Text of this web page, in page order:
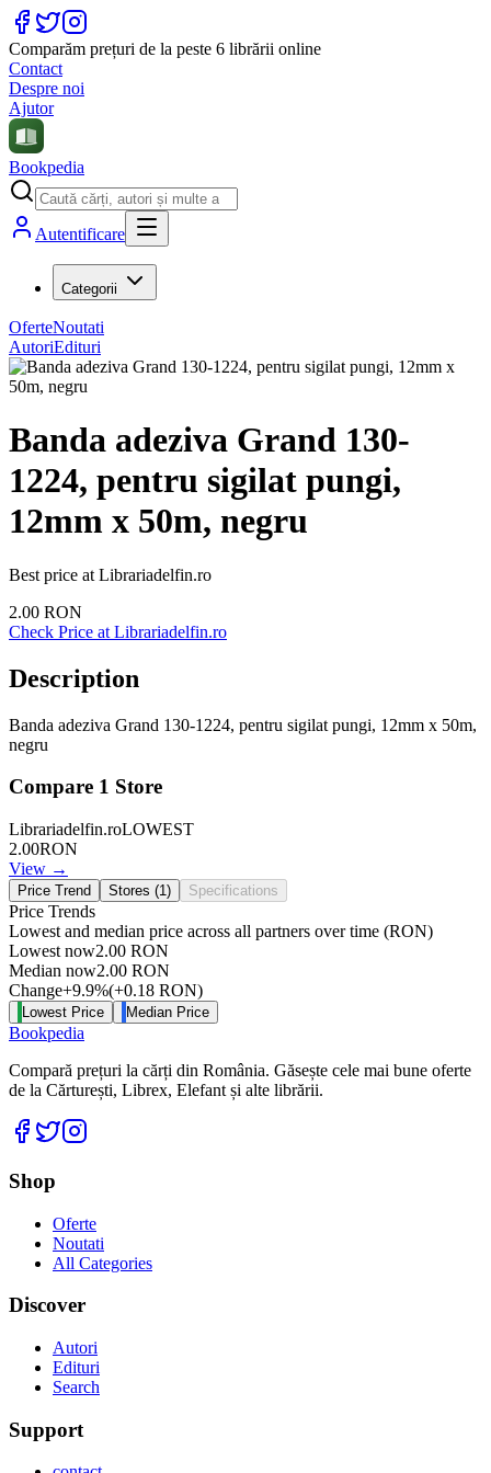
Comparăm prețuri de la peste 6 librării online
Contact
Despre noi
Ajutor
Bookpedia
Autentificare
Categorii
OferteNoutati
AutoriEdituri
Banda adeziva Grand 130-
1224, pentru sigilat pungi,
12mm x 50m, negru
Best price at Librariadelfin.ro
2.00 RON
Check Price at Librariadelfin.ro
Description
Banda adeziva Grand 130-1224, pentru sigilat pungi, 12mm x 50m,
negru
Compare 1 Store
Librariadelfin.roLOWEST
2.00RON
View →
Price Trend Stores (1) Specifications
Price Trends
Lowest and median price across all partners over time (RON)
Lowest now2.00 RON
Median now2.00 RON
Change+9.9%(+0.18 RON)
Lowest Price Median Price
Bookpedia
Compară prețuri la cărți din România. Găsește cele mai bune oferte
de la Cărturești, Librex, Elefant și alte librării.
Facebook
Twitter
Shop
Oferte
Noutati
All Categories
Discover
Autori
Edituri
Search
Support